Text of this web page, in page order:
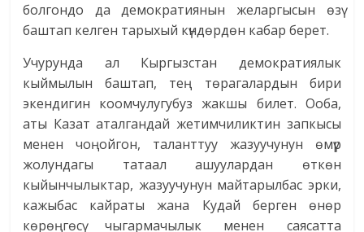
болгондо да демократиянын желаргысын өзү
баштап келген тарыхый күндөрдөн кабар берет.
Учурунда ал Кыргызстан демократиялык
кыймылын баштап, тең төрагалардын бири
экендигин коомчулугубуз жакшы билет. Ооба,
аты Казат аталгандай жетимчиликтин запкысы
менен чоңойгон, таланттуу жазуучунун өмүр
жолундагы татаал ашуулардан өткөн
кыйынчылыктар, жазуучунун майтарылбас эрки,
кажыбас кайраты жана Кудай берген өнөр
көрөңгөсү чыгармачылык менен саясатта